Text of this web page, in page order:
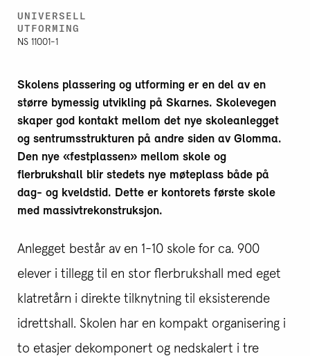
UNIVERSELL
UTFORMING
NS 11001-1
Skolens plassering og utforming er en del av en
større bymessig utvikling på Skarnes. Skolevegen
skaper god kontakt mellom det nye skoleanlegget
og sentrumsstrukturen på andre siden av Glomma.
Den nye «festplassen» mellom skole og
flerbrukshall blir stedets nye møteplass både på
dag- og kveldstid. Dette er kontorets første skole
med massivtrekonstruksjon.
Anlegget består av en 1-10 skole for ca. 900
elever i tillegg til en stor flerbrukshall med eget
klatretårn i direkte tilknytning til eksisterende
idrettshall. Skolen har en kompakt organisering i
to etasjer dekomponert og nedskalert i tre